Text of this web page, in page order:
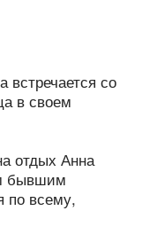
встречается со
в своем
отдых Анна
бывшим
по всему,